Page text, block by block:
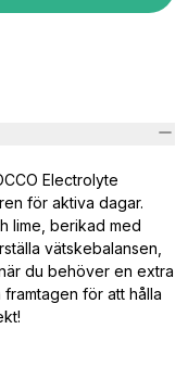
Electrolyte
för aktiva dagar.
lime, berikad med
vätskebalansen,
du behöver en extra
för att hålla